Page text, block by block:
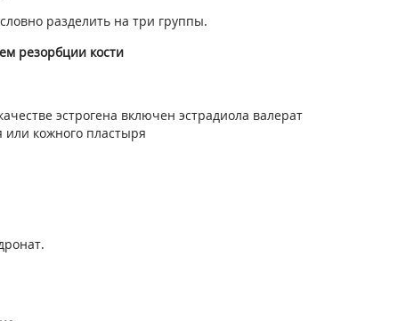
разделить на три группы.
резорбции кости
эстрогена включен эстрадиола валерат
или кожного пластыря